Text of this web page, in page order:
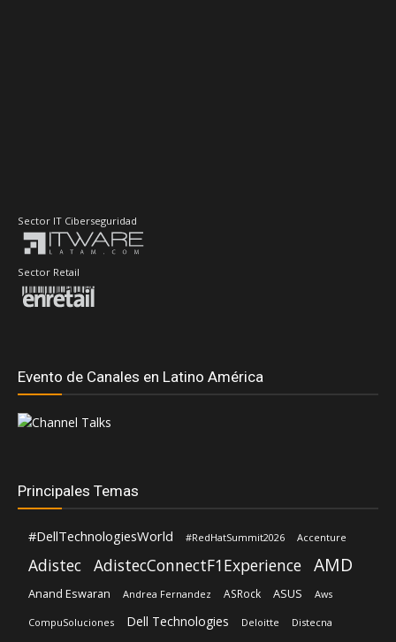
Sector IT Ciberseguridad
Sector Retail
Evento de Canales en Latino América
Principales Temas
#DellTechnologiesWorld #RedHatSummit2026 Accenture
Adistec AdistecConnectF1Experience AMD
Anand Eswaran Andrea Fernandez ASRock ASUS Aws
CompuSoluciones Dell Technologies Deloitte Distecna